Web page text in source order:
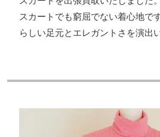
スカートでも窮屈でない着心地で
らしい足元とエレガントさを演出